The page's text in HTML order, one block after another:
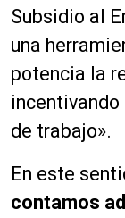
Subsidio al
una
potencia la
incentivando
de trabajo».
En este
contamos